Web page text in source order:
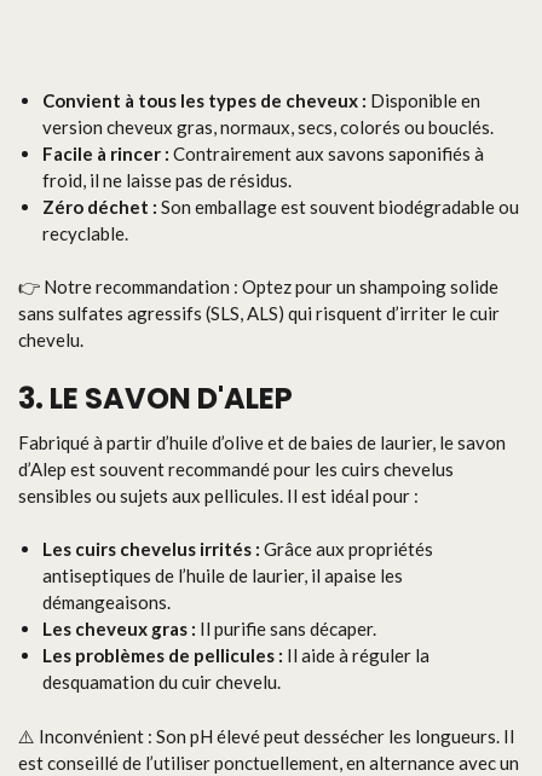
Convient à tous les types de cheveux : Disponible en
version cheveux gras, normaux, secs, colorés ou bouclés.
Facile à rincer : Contrairement aux savons saponifiés à
froid, il ne laisse pas de résidus.
Zéro déchet : Son emballage est souvent biodégradable ou
recyclable.
👉 Notre recommandation : Optez pour un shampoing solide
sans sulfates agressifs (SLS, ALS) qui risquent d’irriter le cuir
chevelu.
3. LE SAVON D'ALEP
Fabriqué à partir d’huile d’olive et de baies de laurier, le savon
d’Alep est souvent recommandé pour les cuirs chevelus
sensibles ou sujets aux pellicules. Il est idéal pour :
Les cuirs chevelus irrités : Grâce aux propriétés
antiseptiques de l’huile de laurier, il apaise les
démangeaisons.
Les cheveux gras : Il purifie sans décaper.
Les problèmes de pellicules : Il aide à réguler la
desquamation du cuir chevelu.
⚠️ Inconvénient : Son pH élevé peut dessécher les longueurs. Il
est conseillé de l’utiliser ponctuellement, en alternance avec un